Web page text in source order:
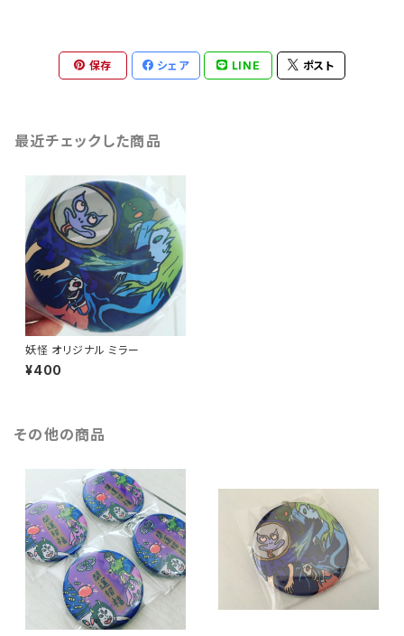
保存 シェア LINE ポスト
最近チェックした商品
妖怪 オリジナル ミラー
¥400
その他の商品